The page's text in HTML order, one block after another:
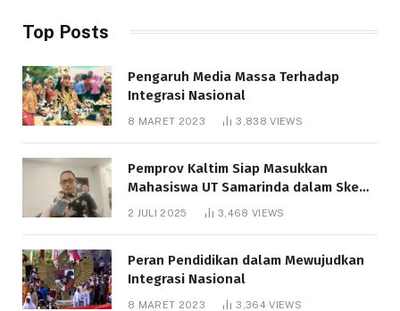
Top Posts
Pengaruh Media Massa Terhadap
Integrasi Nasional
8 MARET 2023 3,838VIEWS
Pemprov Kaltim Siap Masukkan
Mahasiswa UT Samarinda dalam Skema
Bantuan Pendidikan Gratispol
2 JULI 2025 3,468 VIEWS
Peran Pendidikan dalam Mewujudkan
Integrasi Nasional
8 MARET 2023 3,364VIEWS